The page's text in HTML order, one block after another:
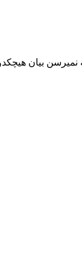
نمیرسن بیان